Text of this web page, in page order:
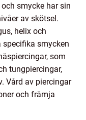
smycke har sin
av skötsel.
helix och
specifika smycken
som
tungpiercingar,
Vård av piercingar
och främja